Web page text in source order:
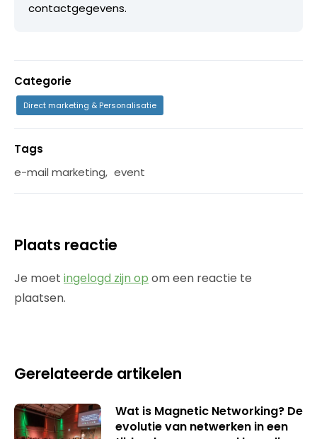
contactgegevens.
Categorie
Direct marketing & Personalisatie
Tags
e-mail marketing, event
Plaats reactie
Je moet ingelogd zijn op om een reactie te
plaatsen.
Gerelateerde artikelen
Wat is Magnetic Networking? De
evolutie van netwerken in een